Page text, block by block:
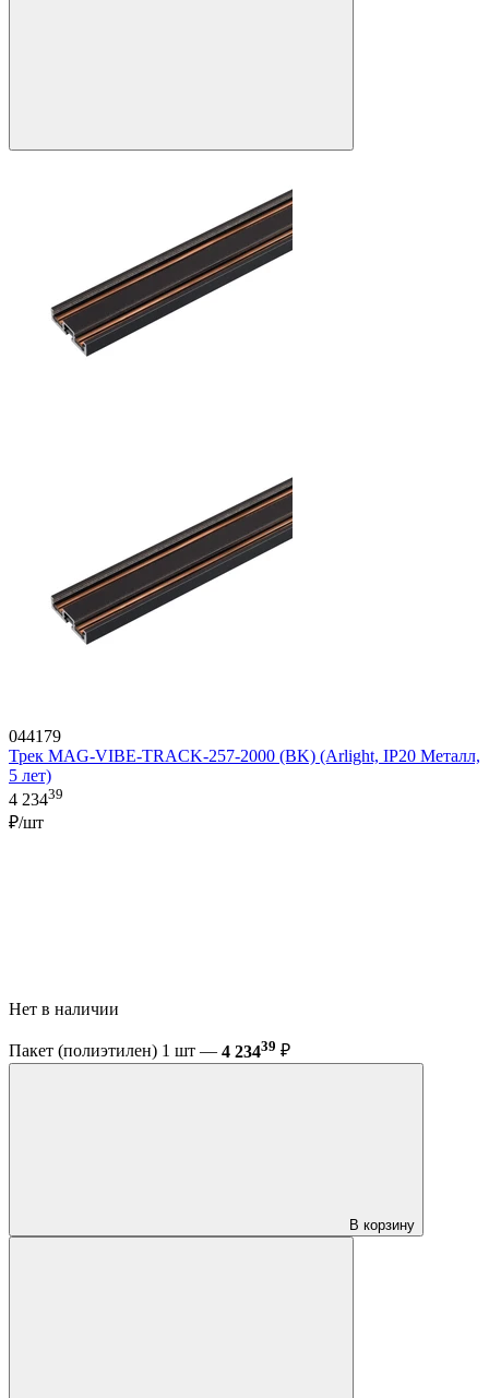
044179
Трек MAG-VIBE-TRACK-257-2000 (BK) (Arlight, IP20 Металл,
5 лет)
4 23439
₽/шт
Нет в наличии
Пакет (полиэтилен) 1 шт — 4 23439 ₽
В корзину